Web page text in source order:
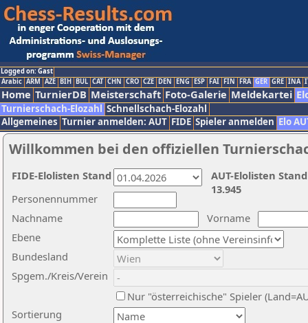
Logged on: Gast
Arabic ARM AZE BIH BUL CAT CHN CRO CZE DEN ENG ESP FAI FIN FRA GER GRE INA
Home TurnierDB Meisterschaft Foto-Galerie Meldekartei
Turnierschach-Elozahl Schnellschach-Elozahl
Allgemeines Turnier anmelden: AUT FIDE Spieler anmelden Elo
Willkommen bei den offiziellen
Nachname
Vorname
Ebene
Sortierung
Personennummer
Bundesland
Spgem./Kreis/Verein
Nur "österreichische" Spieler
AUT-Elolisten
13.945
FIDE-Elolisten Stand